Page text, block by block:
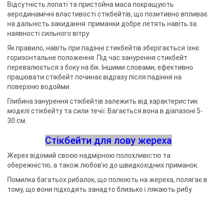
Відсутність лопаті та пристойна маса покращують
аеродинамічні властивості стікбейтів, що позитивно впливає
на дальність закидання: приманки добре летять навіть за
наявності сильного вітру.
Як правило, навіть при падінні стикбейтів зберігається їхнє
горизонтальне положення. Під час занурення стикбейт
перевалюється з боку на бік. Іншими словами, ефективно
працювати стікбейт починає відразу після падіння на
поверхню водойми.
Глибина занурення стікбейтів залежить від характеристик
моделі стікбейту та сили течії. Вагається вона в діапазоні 5-
30 см.
Стікбейти для лову жереха
Жерех відомий своєю надмірною полохливістю та
обережністю, а також любов'ю до швидкохідних приманок.
Помилка багатьох рибалок, що полюють на жереха, полягає в
тому, що вони підходять занадто близько і лякають рибу.